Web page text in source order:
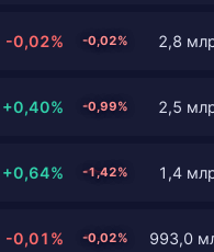
-0,02% -0,02% 2,8
+0,40% -0,99% 2,5
+0,64% -1,42% 1,4
-0,01% -0,02% 993,0